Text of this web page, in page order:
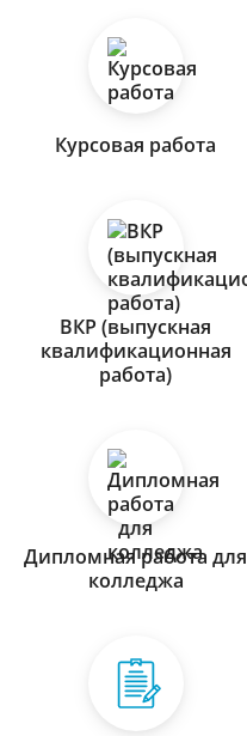
Курсовая работа
ВКР (выпускная
квалификационная
работа)
Дипломная работа для
колледжа